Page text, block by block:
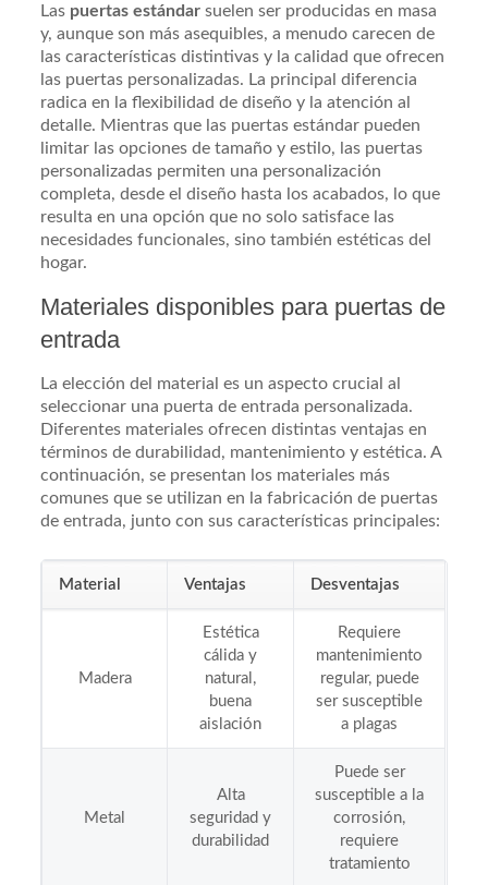
Las puertas estándar suelen ser producidas en masa
y, aunque son más asequibles, a menudo carecen de
las características distintivas y la calidad que ofrecen
las puertas personalizadas. La principal diferencia
radica en la flexibilidad de diseño y la atención al
detalle. Mientras que las puertas estándar pueden
limitar las opciones de tamaño y estilo, las puertas
personalizadas permiten una personalización
completa, desde el diseño hasta los acabados, lo que
resulta en una opción que no solo satisface las
necesidades funcionales, sino también estéticas del
hogar.
Materiales disponibles para puertas de
entrada
La elección del material es un aspecto crucial al
seleccionar una puerta de entrada personalizada.
Diferentes materiales ofrecen distintas ventajas en
términos de durabilidad, mantenimiento y estética. A
continuación, se presentan los materiales más
comunes que se utilizan en la fabricación de puertas
de entrada, junto con sus características principales:
Material Ventajas Desventajas
Madera
Estética
cálida y
natural,
buena
aislación
Requiere
mantenimiento
regular, puede
ser susceptible
a plagas
Metal
Alta
seguridad y
durabilidad
Puede ser
susceptible a la
corrosión,
requiere
tratamiento